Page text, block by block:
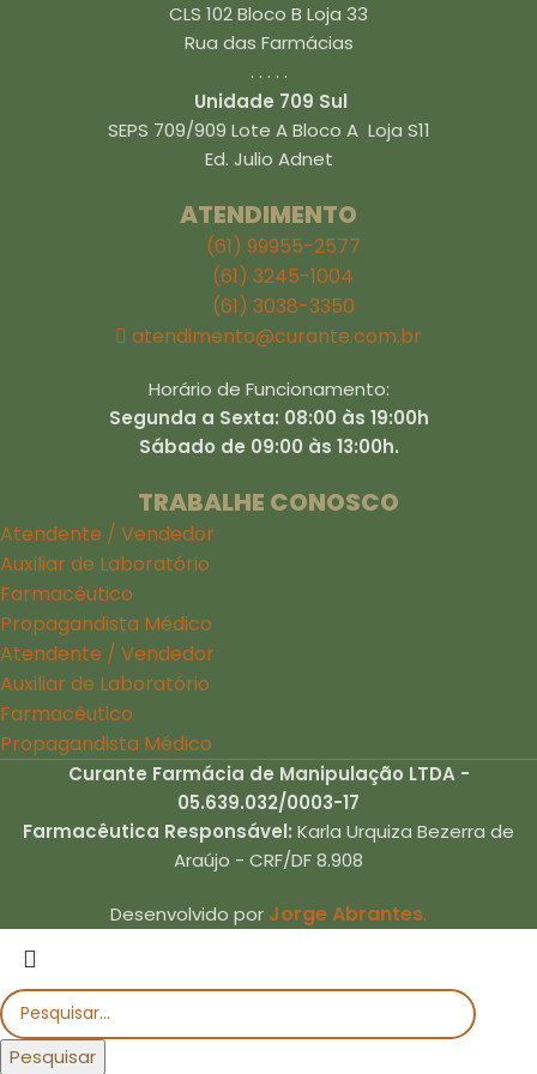
CLS 102 Bloco B Loja 33
Rua das Farmácias
. . . . .
Unidade 709 Sul
SEPS 709/909 Lote A Bloco A Loja S11
Ed. Julio Adnet
ATENDIMENTO
(61) 99955-2577
(61) 3245-1004
(61) 3038-3350
atendimento@curante.com.br
Horário de Funcionamento:
Segunda a Sexta: 08:00 às 19:00h
Sábado de 09:00 às 13:00h.
TRABALHE CONOSCO
Atendente / Vendedor
Auxiliar de Laboratório
Farmacêutico
Propagandista Médico
Atendente / Vendedor
Auxiliar de Laboratório
Farmacêutico
Propagandista Médico
Curante Farmácia de Manipulação LTDA -
05.639.032/0003-17
Farmacêutica Responsável: Karla Urquiza Bezerra de
Araújo - CRF/DF 8.908
Desenvolvido por Jorge Abrantes.
Pesquisar